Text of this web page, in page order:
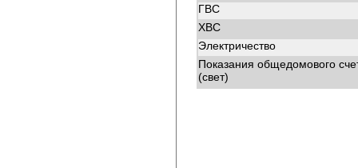
ГВС
ХВС
Электричество
Показания общедомового
(свет)